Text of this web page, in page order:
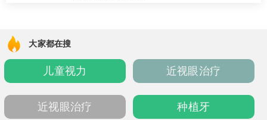
配套餐，最低2376元。医院还开展“青光侠”救
助等公益活动，外地患者可享留观住宿、全国
分院复查等便利服务，可通过官网、电话等预
约就诊。
大家都在搜
儿童视力 近视眼治疗
近视眼治疗 种植牙